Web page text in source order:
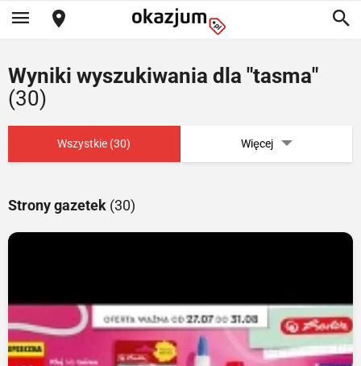
Wyniki wyszukiwania dla "tasma"
(30)
Wszystkie (30) Więcej
Strony gazetek (30)